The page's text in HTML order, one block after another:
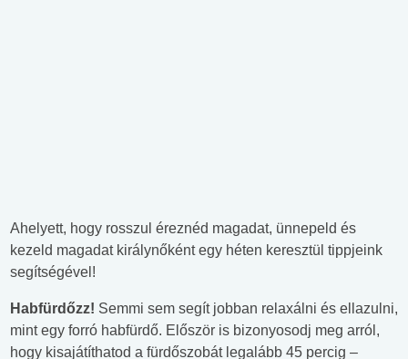
Ahelyett, hogy rosszul éreznéd magadat, ünnepeld és
kezeld magadat királynőként egy héten keresztül tippjeink
segítségével!
Habfürdőzz! Semmi sem segít jobban relaxálni és ellazulni,
mint egy forró habfürdő. Először is bizonyosodj meg arról,
hogy kisajátíthatod a fürdőszobát legalább 45 percig –